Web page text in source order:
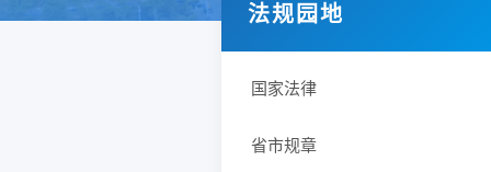
法规园地
国家法律
省市规章